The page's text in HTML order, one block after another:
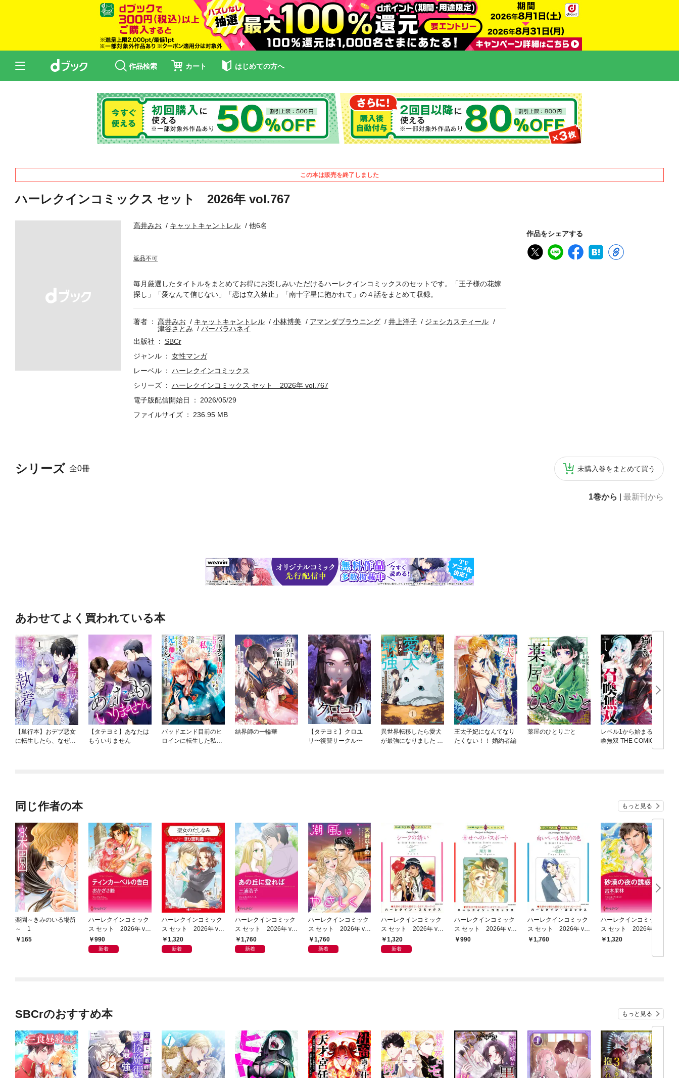
作品検索 カート はじめての方へ
この本は販売を終了しました
ハーレクインコミックス セット 2026年 vol.767
高井みお キャットキャントレル 他6名
返品不可
作品をシェアする
シリーズ 全0冊 未購入巻をまとめて買う
1巻から 最新刊から
毎月厳選したタイトルをまとめてお得にお楽しみいただけるハーレクインコミックスのセットです。「王子様の花嫁
探し」「愛なんて信じない」「恋は立入禁止」「南十字星に抱かれて」の４話をまとめて収録。
著者 高井みお キャットキャントレル 小林博美 アマンダブラウニング 井上洋子
ジェシカスティール
津谷さとみ
バーバラハネイ
出版社
SBCr
ジャンル
女性マンガ
レーベル
ハーレクインコミックス
シリーズ
ハーレクインコミックス セット 2026年 vol.767
電子版配信開始日
2026/05/29
ファイルサイズ
236.95 MB
あわせてよく買われている本
【単行本】おデブ悪女
に転生したら、なぜか
【タテヨミ】あなたは
もういりません
バッドエンド目前のヒ
ロインに転生した私、
結界師の一輪華
【タテヨミ】クロユ
リ〜復讐サークル〜
異世界転移したら愛犬
が最強になりました ～
王太子妃になんてなり
たくない！！ 婚約者編
薬屋のひとりごと
レベル1から始まる召
喚無双 THE COMIC
同じ作者の本 もっと見る
楽園～きみのいる場所
～ 1
165
ハーレクインコミック
ス セット 2026年 vo
l.954
990
新着
ハーレクインコミック
ス セット 2026年 vo
l.1015
1,320
新着
ハーレクインコミック
ス セット 2026年 vo
l.1068
1,760
新着
ハーレクインコミック
ス セット 2026年 vo
l.1065
1,760
新着
ハーレクインコミック
ス セット 2026年 vo
l.1001
1,320
新着
ハーレクインコミック
ス セット 2026年 vo
l.931
990
ハーレクインコミック
ス セット 2026年 vo
l.1055
1,760
ハーレクインコミック
ス セット 2026年 vo
l.995
1,320
SBCrのおすすめ本 もっと見る